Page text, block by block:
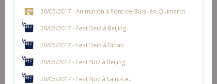
20/05/2017 - Animation à Pont-de-Buis-lès-Quimerch
20/05/2017 - Fest Deiz à Beijing
20/05/2017 - Fest Deiz à Dinan
20/05/2017 - Fest Noz à Beijing
20/05/2017 - Fest Noz à Saint-Leu